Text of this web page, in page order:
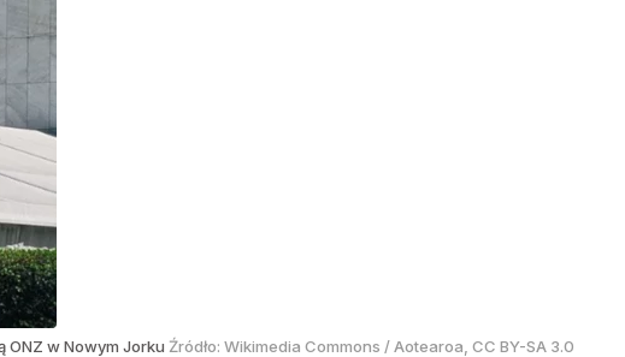
w Nowym Jorku Źródło: Wikimedia Commons /Aotearoa, CC BY-SA 3.0